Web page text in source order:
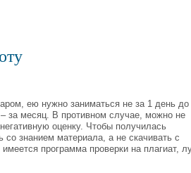
ею нужно заниматься не за 1 день до
за месяц. В противном случае, можно не
оценку. Чтобы получилась
со знанием материала, а не скачивать с
программа проверки на плагиат,